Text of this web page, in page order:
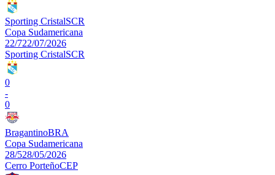
Sporting CristalSCR
Copa Sudamericana
22/722/07/2026
Sporting CristalSCR
0
-
0
BragantinoBRA
Copa Sudamericana
28/528/05/2026
Cerro PorteñoCEP